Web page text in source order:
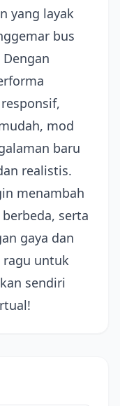
yang layak
bus
mod
baru
realistis.
menambah
serta
gaya dan
ragu untuk
sendiri